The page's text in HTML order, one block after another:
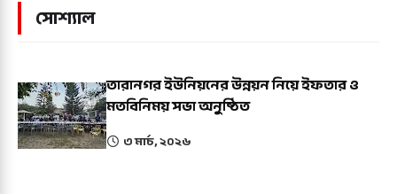
সোশ্যাল
তারানগর ইউনিয়নের উন্নয়ন নিয়ে ইফতার ও
মতবিনিময় সভা অনুষ্ঠিত
৩ মার্চ, ২০২৬